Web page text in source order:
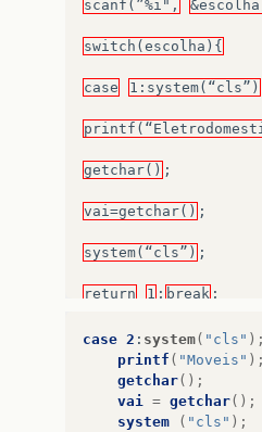
break;
case 3:system
printf(“Celular\n”);
getchar() ;
vai = getchar()
system (“cls”)
return 3 ;
;
scanf(”%i",
switch(escolha){
case 1:system(“cls”)
getchar() ;
vai=getchar() ;
system(“cls”) ;
return 1 ; break ;
case 2 : system( "cls" );
printf ( "Moveis" );
getchar();
vai = getchar();
system
( "cls" );